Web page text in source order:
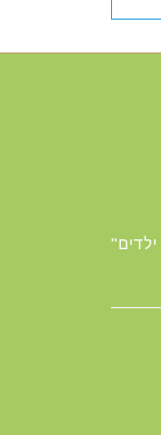
ילדים"